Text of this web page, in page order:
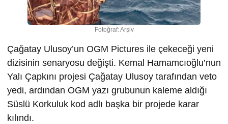
Fotoğraf: Arşiv
Çağatay Ulusoy’un OGM Pictures ile çekeceği yeni
dizisinin senaryosu değişti. Kemal Hamamcıoğlu’nun
Yalı Çapkını projesi Çağatay Ulusoy tarafından veto
yedi, ardından OGM yazı grubunun kaleme aldığı
Süslü Korkuluk kod adlı başka bir projede karar
kılındı.